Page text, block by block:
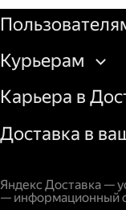
Курьерам
Карьера в
Доставка в
Яндекс Доставка —
— информационный